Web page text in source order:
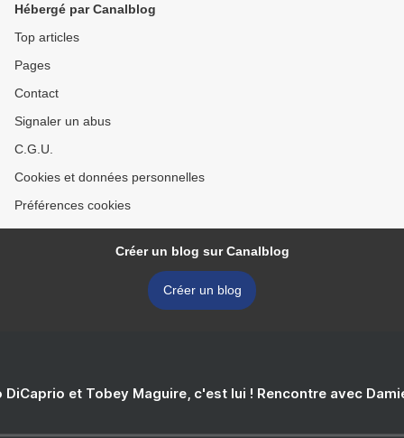
Hébergé par Canalblog
Top articles
Pages
Contact
Signaler un abus
C.G.U.
Cookies et données personnelles
Préférences cookies
Créer un blog sur Canalblog
Créer un blog
DiCaprio et Tobey Maguire, c'est lui ! Rencontre avec